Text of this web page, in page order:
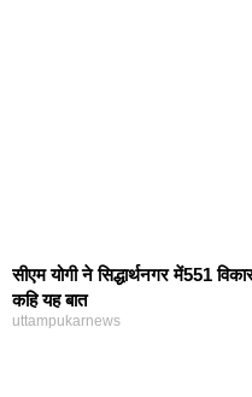
सीएम योगी ने सिद्धार्थनगर में551
कहि यह बात
uttampukarnews